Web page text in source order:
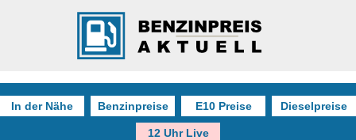
In der Nähe Benzinpreise E10 Preise Dieselpreise
12 Uhr Live